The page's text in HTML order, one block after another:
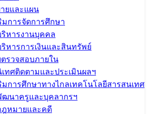
ยและแผน
มการจัดการศึกษา
หารงานบุคคล
หารการเงินและสินทรัพย์
รวจสอบภายใน
ทศติดตามและประเมินผลฯ
มการศึกษาทางไกลเทคโนโลยีสารสนเทศ
นาครูและบุคลากรฯ
หมายและคดี